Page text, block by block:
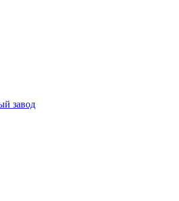
завод